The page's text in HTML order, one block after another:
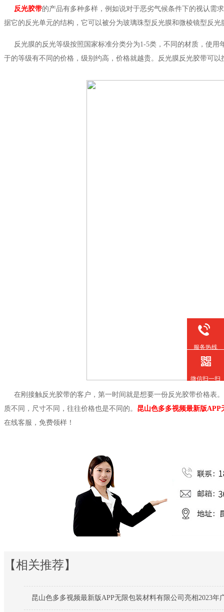
反光胶带的产品有多种多样，例如说对于恶劣气候条件下的视认需
据它的反光单元的结构，它可以被分为玻璃珠型反光膜和微棱镜型反光
反光膜的反光等级按照国家标准分类分为1-5类，不同的材质，使用
于的等级有不同的价格，级别约高，价格就越贵。反光膜反光胶带可
在刚接触反光胶带的客户，第一时间就是想要一份反光胶带价格表
质不同，尺寸不同，往往价格也是不同的。 昆山色多多视频最新版APP
在线客服，免费领样！
【相关推荐】
昆山色多多视频最新版APP无限包装材料有限公司亮相2023年
服务热线
微信扫一扫